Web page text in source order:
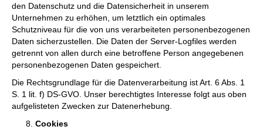
den Datenschutz und die Datensicherheit in unserem
Unternehmen zu erhöhen, um letztlich ein optimales
Schutzniveau für die von uns verarbeiteten personenbezogenen
Daten sicherzustellen. Die Daten der Server-Logfiles werden
getrennt von allen durch eine betroffene Person angegebenen
personenbezogenen Daten gespeichert.
Die Rechtsgrundlage für die Datenverarbeitung ist Art. 6 Abs. 1
S. 1 lit. f) DS-GVO. Unser berechtigtes Interesse folgt aus oben
aufgelisteten Zwecken zur Datenerhebung.
Cookies